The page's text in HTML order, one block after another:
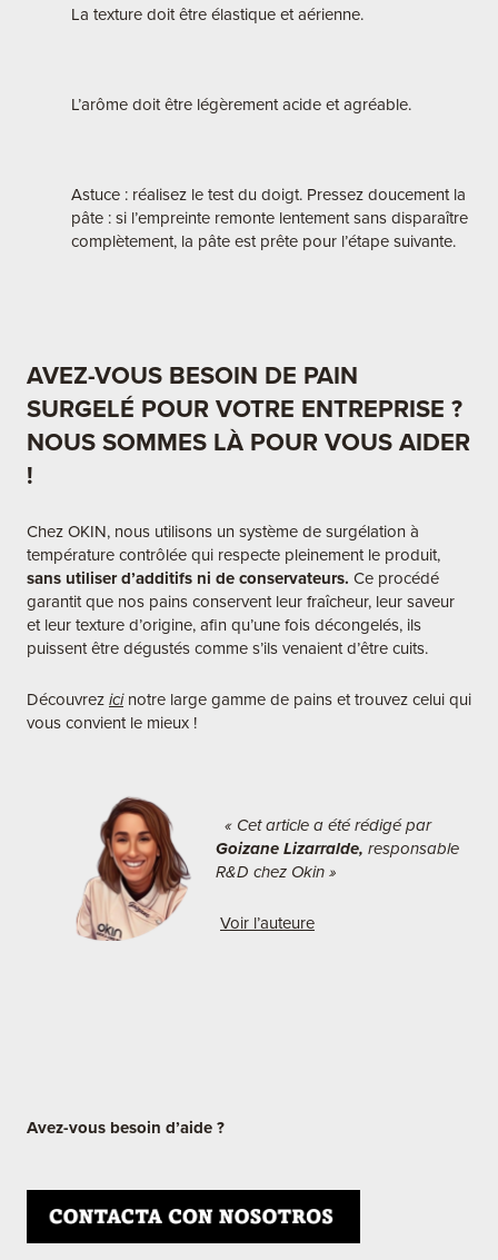
La texture doit être élastique et aérienne.
L’arôme doit être légèrement acide et agréable.
Astuce : réalisez le test du doigt. Pressez doucement la
pâte : si l’empreinte remonte lentement sans disparaître
complètement, la pâte est prête pour l’étape suivante.
AVEZ-VOUS BESOIN DE PAIN
SURGELÉ POUR VOTRE ENTREPRISE ?
NOUS SOMMES LÀ POUR VOUS AIDER
!
Chez OKIN, nous utilisons un système de surgélation à
température contrôlée qui respecte pleinement le produit,
sans utiliser d’additifs ni de conservateurs. Ce procédé
garantit que nos pains conservent leur fraîcheur, leur saveur
et leur texture d’origine, afin qu’une fois décongelés, ils
puissent être dégustés comme s’ils venaient d’être cuits.
Découvrez icinotre large gamme de pains et trouvez celui qui
vous convient le mieux !
« Cet article a été rédigé par
Goizane Lizarralde, responsable
R&D chez Okin »
Voir l’auteure
Avez-vous besoin d’aide ?